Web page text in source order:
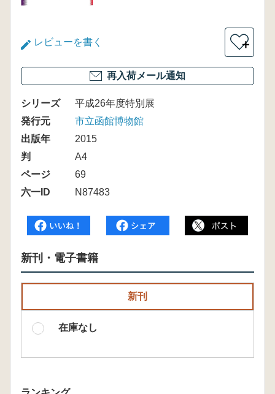
レビューを書く ＋
再入荷メール通知
シリーズ
平成26年度特別展
発行元
市立函館博物館
出版年
2015
判
A4
ページ
69
六一ID
N87483
新刊・電子書籍
新刊
在庫なし